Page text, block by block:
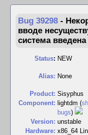
Bug 39298 -
вводе
система
Status: NEW
Alias: None
Product: Sisyphus
Component: lightdm (
bugs)
Version: unstable
Hardware: x86_64